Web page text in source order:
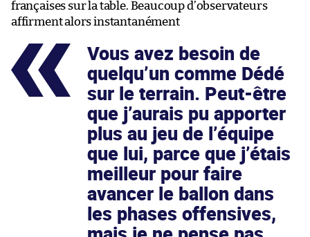
françaises sur la table. Beaucoup d’observateurs
affirment alors instantanément
Vous avez besoin de
quelqu’un comme Dédé
sur le terrain. Peut-être
que j’aurais pu apporter
plus au jeu de l’équipe
que lui, parce que j’étais
meilleur pour faire
avancer le ballon dans
les phases offensives,